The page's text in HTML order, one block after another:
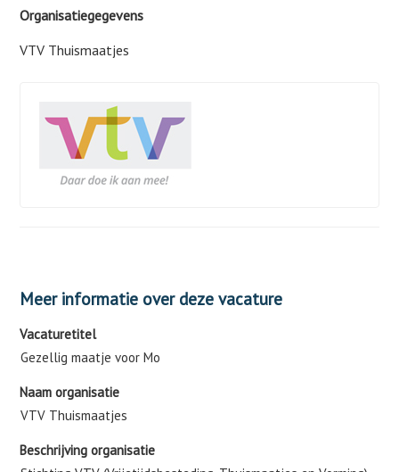
Organisatiegegevens
VTV Thuismaatjes
Meer informatie over deze vacature
Vacaturetitel
Gezellig maatje voor Mo
Naam organisatie
VTV Thuismaatjes
Beschrijving organisatie